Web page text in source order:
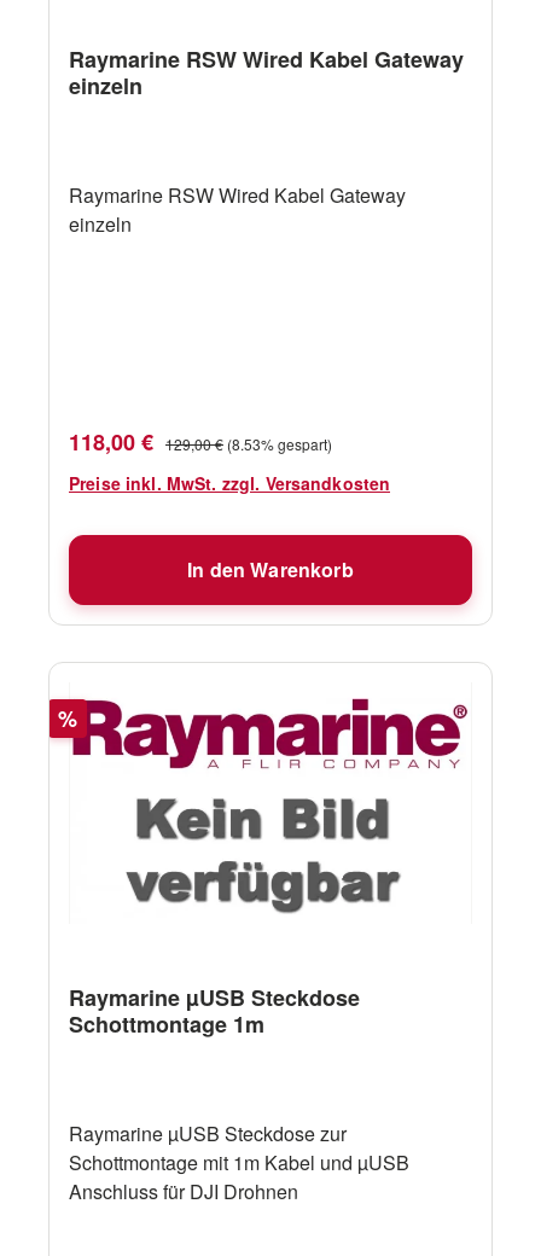
Plug-and-Play mit Raymarine-Geräten
Diagnose und Leistungsüberwachung über
geschaltet werden
Raymarine RSW Wired Kabel Gateway
einzeln
Raymarine RSW Wired Kabel Gateway
einzeln
Verkaufspreis:
118,00 € Regulärer Preis:
129,00 € (8.53% gespart)
Preise inkl. MwSt. zzgl. Versandkosten
In den Warenkorb
Rabatt
%
Raymarine µUSB Steckdose
Schottmontage 1m
Raymarine µUSB Steckdose zur
Schottmontage mit 1m Kabel und µUSB
Anschluss für DJI Drohnen